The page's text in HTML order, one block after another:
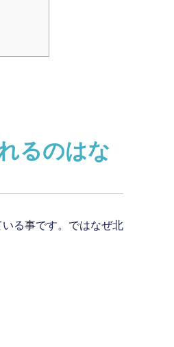
るのはな
る事です。ではなぜ北